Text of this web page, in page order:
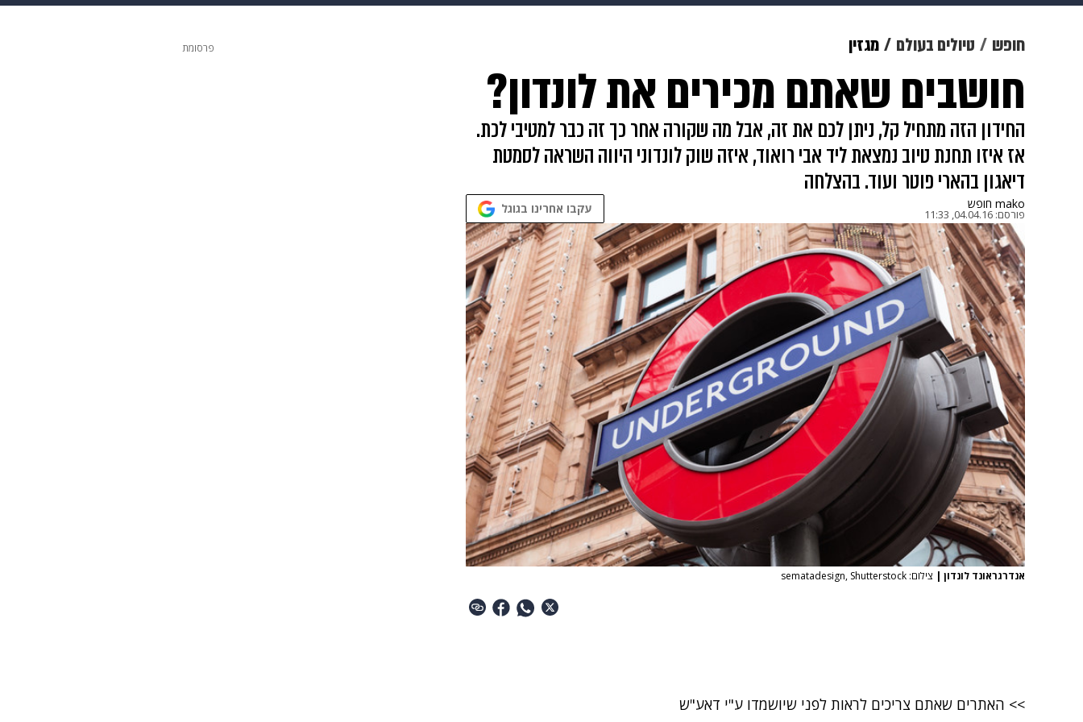
תרבות צבא וביטחון
גאווה ויוה משפט תשעה חודשים מתכונים פרויקטים מיוחדים
חופש טיולים בעולם מגזין
חושבים שאתם מכירים את לונדון?
החידון הזה מתחיל קל, ניתן לכם את זה, אבל מה שקורה אחר כך זה כבר למטיבי לכת.
אז איזו תחנת טיוב נמצאת ליד אבי רואוד, איזה שוק לונדוני היווה השראה לסמטת
דיאגון בהארי פוטר ועוד. בהצלחה
mako חופש
פורסם: 04.04.16, 11:33 עקבו אחרינו בגוגל
אנדרגראונד לונדון | צילום: sematadesign, Shutterstock
>> האתרים שאתם צריכים לראות לפני שיושמדו ע"י דאע"ש
פרסומת